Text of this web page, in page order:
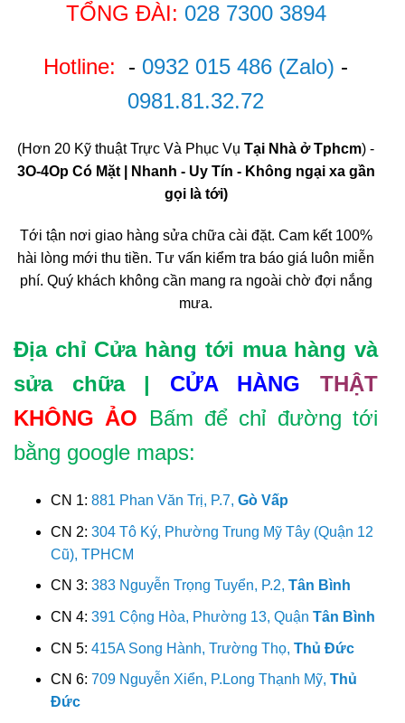
TỔNG ĐÀI: 028 7300 3894
Hotline: - 0932 015 486 (Zalo) -
0981.81.32.72
(Hơn 20 Kỹ thuật Trực Và Phục Vụ Tại Nhà ở Tphcm) -
3O-4Op Có Mặt | Nhanh - Uy Tín - Không ngại xa gần
gọi là tới)
Tới tận nơi giao hàng sửa chữa cài đặt. Cam kết 100%
hài lòng mới thu tiền. Tư vấn kiểm tra báo giá luôn miễn
phí. Quý khách không cần mang ra ngoài chờ đợi nắng
mưa.
Địa chỉ Cửa hàng tới mua hàng và
sửa chữa | CỬA HÀNG
THẬT
KHÔNG ẢO Bấm để chỉ đường tới
bằng google maps:
CN 1: 881 Phan Văn Trị, P.7, Gò Vấp
CN 2: 304 Tô Ký, Phường Trung Mỹ Tây (Quận 12
Cũ), TPHCM
CN 3: 383 Nguyễn Trọng Tuyển, P.2, Tân Bình
CN 4: 391 Cộng Hòa, Phường 13, Quận Tân Bình
CN 5: 415A Song Hành, Trường Thọ, Thủ Đức
CN 6: 709 Nguyễn Xiển, P.Long Thạnh Mỹ, Thủ
Đức